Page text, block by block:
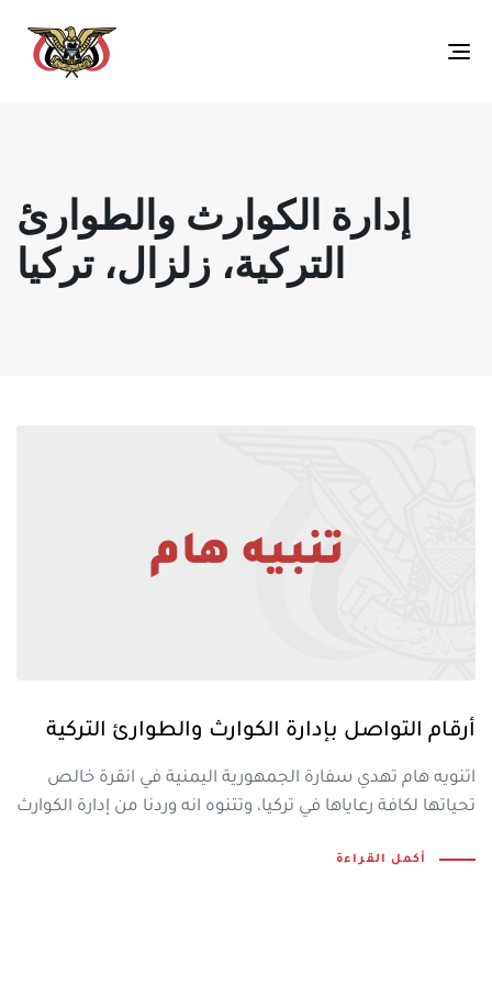
Toggle
إدارة الكوارث والطوارئ
التركية، زلزال، تركيا
أرقام التواصل بإدارة الكوارث والطوارئ التركية
اتنويه هام تهدي سفارة الجمهورية اليمنية في انقرة خالص
تحياتها لكافة رعاياها في تركيا، وتتنوه انه وردنا من إدارة الكوارث
أكمل القراءة